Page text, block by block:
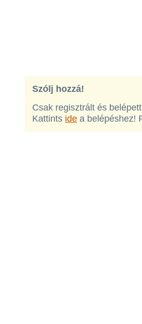
Szólj hozzá!
Csak regisztrált és
Kattints ide a belépéshez!